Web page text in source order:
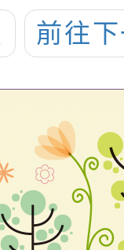
障礙
解歧
前往